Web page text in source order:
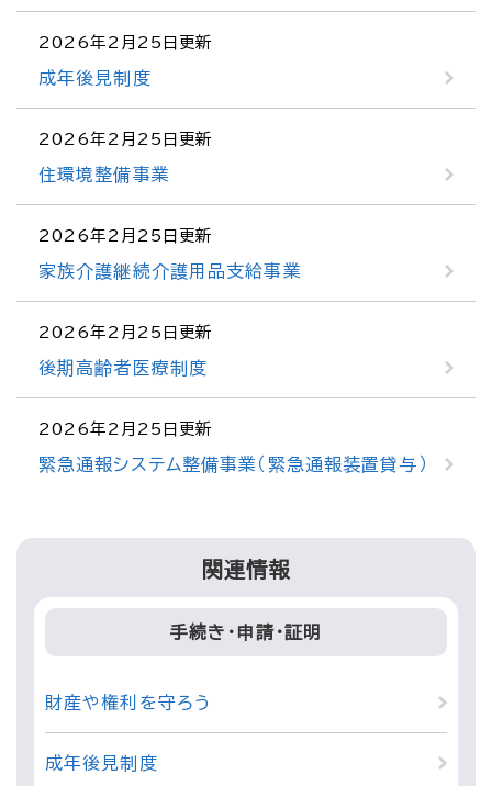
2026年2月25日更新
成年後見制度
2026年2月25日更新
住環境整備事業
2026年2月25日更新
家族介護継続介護用品支給事業
2026年2月25日更新
後期高齢者医療制度
2026年2月25日更新
緊急通報システム整備事業（緊急通報装置貸与）
関連情報
手続き・申請・証明
財産や権利を守ろう
成年後見制度